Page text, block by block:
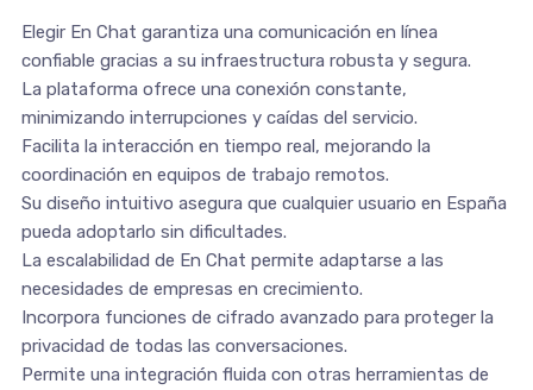
Elegir En Chat garantiza una comunicación en línea
confiable gracias a su infraestructura robusta y segura.
La plataforma ofrece una conexión constante,
minimizando interrupciones y caídas del servicio.
Facilita la interacción en tiempo real, mejorando la
coordinación en equipos de trabajo remotos.
Su diseño intuitivo asegura que cualquier usuario en España
pueda adoptarlo sin dificultades.
La escalabilidad de En Chat permite adaptarse a las
necesidades de empresas en crecimiento.
Incorpora funciones de cifrado avanzado para proteger la
privacidad de todas las conversaciones.
Permite una integración fluida con otras herramientas de